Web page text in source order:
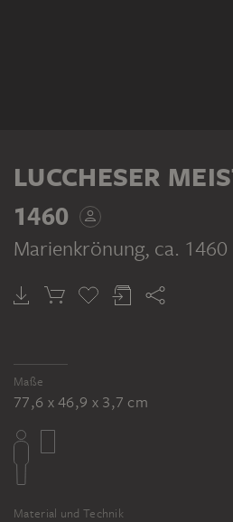
LUCCHESER
1460
Marienkrönung, ca. 1460
Maße
77,6 x 46,9 x 3,7 cm
Material und Technik